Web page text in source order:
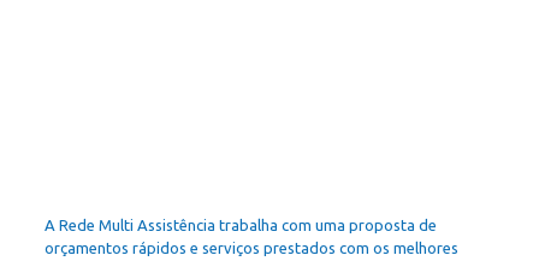
A Rede Multi Assistência trabalha com uma proposta de
orçamentos rápidos e serviços prestados com os melhores